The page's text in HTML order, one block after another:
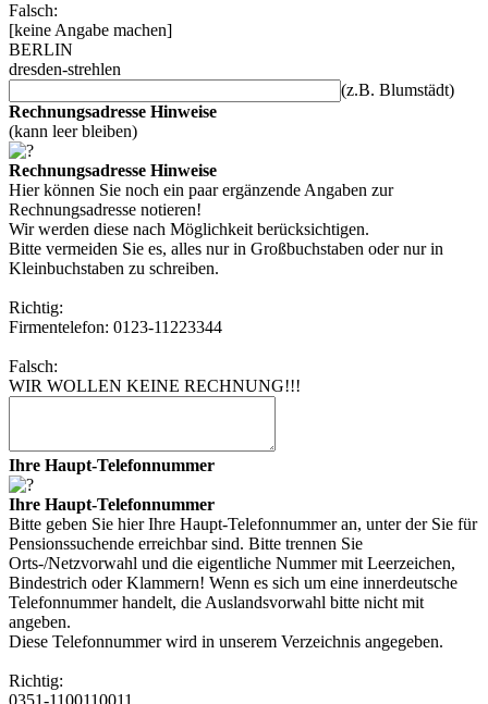
Falsch:
[keine Angabe machen]
BERLIN
dresden-strehlen
(z.B. Blumstädt)
Rechnungsadresse Hinweise
(kann leer bleiben)
Rechnungsadresse Hinweise
Hier können Sie noch ein paar ergänzende Angaben zur
Rechnungsadresse notieren!
Wir werden diese nach Möglichkeit berücksichtigen.
Bitte vermeiden Sie es, alles nur in Großbuchstaben oder nur in
Kleinbuchstaben zu schreiben.
Richtig:
Firmentelefon: 0123-11223344
Falsch:
WIR WOLLEN KEINE RECHNUNG!!!
Ihre Haupt-Telefonnummer
Ihre Haupt-Telefonnummer
Bitte geben Sie hier Ihre Haupt-Telefonnummer an, unter der Sie für
Pensionssuchende erreichbar sind. Bitte trennen Sie
Orts-/Netzvorwahl und die eigentliche Nummer mit Leerzeichen,
Bindestrich oder Klammern! Wenn es sich um eine innerdeutsche
Telefonnummer handelt, die Auslandsvorwahl bitte nicht mit
angeben.
Diese Telefonnummer wird in unserem Verzeichnis angegeben.
Richtig:
0351-1100110011